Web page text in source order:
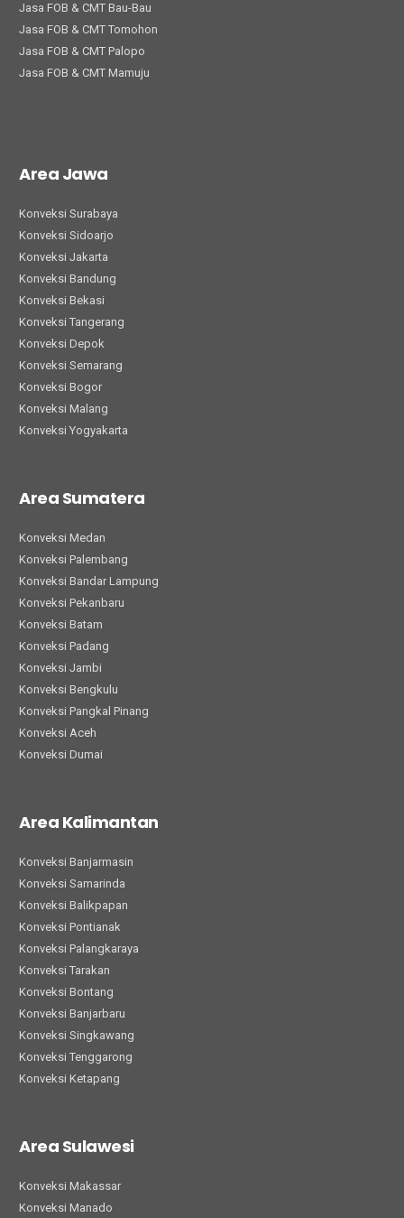
Jasa FOB & CMT Bau-Bau
Jasa FOB & CMT Tomohon
Jasa FOB & CMT Palopo
Jasa FOB & CMT Mamuju
Area Jawa
Konveksi Surabaya
Konveksi Sidoarjo
Konveksi Jakarta
Konveksi Bandung
Konveksi Bekasi
Konveksi Tangerang
Konveksi Depok
Konveksi Semarang
Konveksi Bogor
Konveksi Malang
Konveksi Yogyakarta
Area Sumatera
Konveksi Medan
Konveksi Palembang
Konveksi Bandar Lampung
Konveksi Pekanbaru
Konveksi Batam
Konveksi Padang
Konveksi Jambi
Konveksi Bengkulu
Konveksi Pangkal Pinang
Konveksi Aceh
Konveksi Dumai
Area Kalimantan
Konveksi Banjarmasin
Konveksi Samarinda
Konveksi Balikpapan
Konveksi Pontianak
Konveksi Palangkaraya
Konveksi Tarakan
Konveksi Bontang
Konveksi Banjarbaru
Konveksi Singkawang
Konveksi Tenggarong
Konveksi Ketapang
Area Sulawesi
Konveksi Makassar
Konveksi Manado